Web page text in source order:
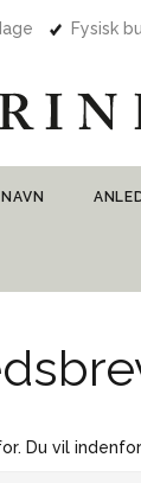
Fysisk
Du vil